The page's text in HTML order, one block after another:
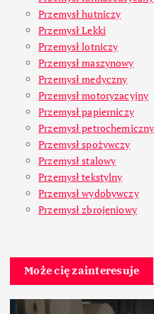
Przemysł hutniczy
Przemysł Lekki
Przemysł lotniczy
Przemysł maszynowy
Przemysł medyczny
Przemysł motoryzacyjny
Przemysł papierniczy
Przemysł petrochemiczny
Przemysł spożywczy
Przemysł stalowy
Przemysł tekstylny
Przemysł wydobywczy
Przemysł zbrojeniowy
Może cię zainteresuje